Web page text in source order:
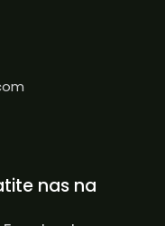
nas na